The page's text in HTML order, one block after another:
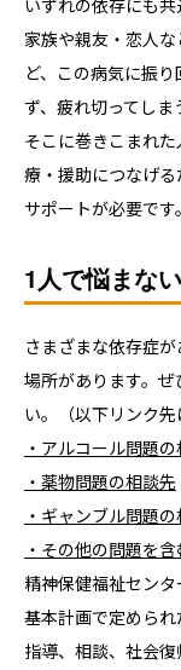
家族や親友・恋人
ど、この病気に振
ず、疲れ切ってしま
そこに巻きこまれ
療・援助につなげ
サポートが必要です。
1人で悩まな
さまざまな依存症
場所があります。
い。（以下リンク先
・ アルコール問題の
・ 薬物問題の相談先
・ ギャンブル問題の
・ その他の問題を
精神保健福祉セン
基本計画で定められ
指導、相談、社会復